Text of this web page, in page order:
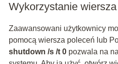
Wykorzystanie
Zaawansowani użytkownicy
pomocą wiersza poleceń lub
shutdown /s /t 0pozwala na